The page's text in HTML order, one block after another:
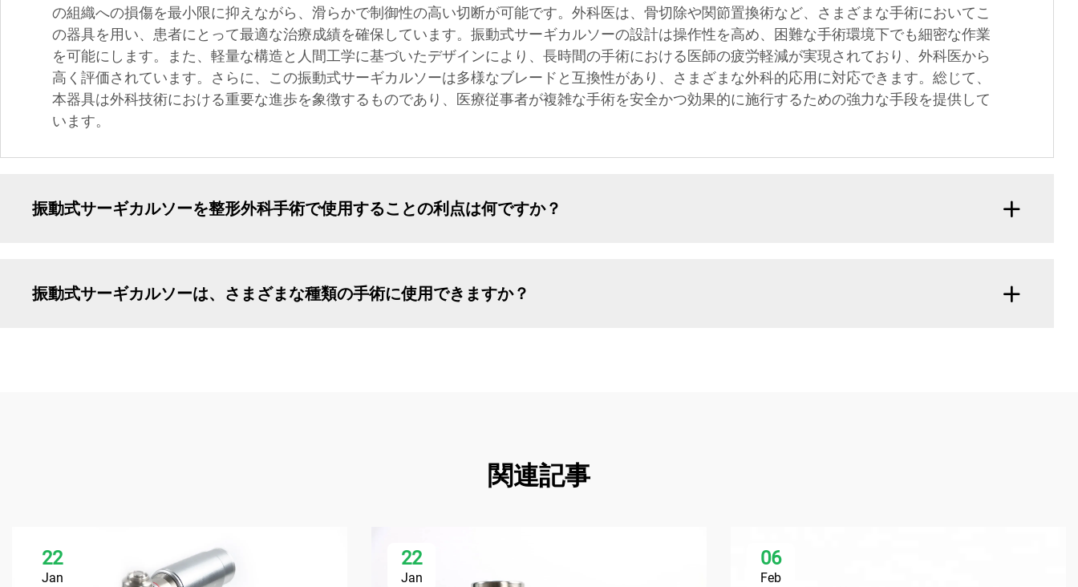
の組織への損傷を最小限に抑えながら、滑らかで制御性の高い切断が可能です。外科医は、骨切除や関節置換術など、さまざまな手術においてこ
の器具を用い、患者にとって最適な治療成績を確保しています。振動式サーギカルソーの設計は操作性を高め、困難な手術環境下でも細密な作業
を可能にします。また、軽量な構造と人間工学に基づいたデザインにより、長時間の手術における医師の疲労軽減が実現されており、外科医から
高く評価されています。さらに、この振動式サーギカルソーは多様なブレードと互換性があり、さまざまな外科的応用に対応できます。総じて、
本器具は外科技術における重要な進歩を象徴するものであり、医療従事者が複雑な手術を安全かつ効果的に施行するための強力な手段を提供して
います。
振動式サーギカルソーを整形外科手術で使用することの利点は何ですか？
振動式サーギカルソーは、さまざまな種類の手術に使用できますか？
関連記事
22
Jan
22
Jan
06
Feb